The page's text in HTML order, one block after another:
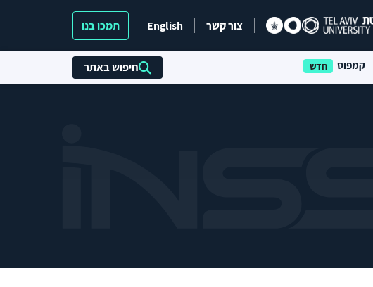
צור קשר English תמכו בנו
קמפוס חיפוש באתר